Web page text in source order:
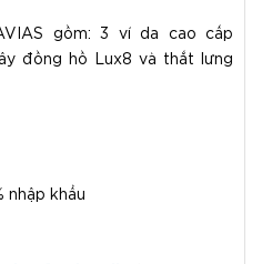
gồm: 3 ví da cao cấp
đồng hồ Lux8 và thắt lưng
nhập khẩu